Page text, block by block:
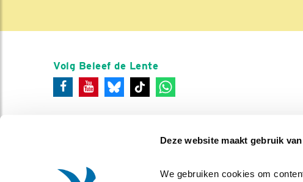
Deze website maakt gebruik
We gebruiken cookies om
Volg Beleef de Lente